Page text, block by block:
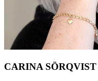
CARINA SÖRQVIST